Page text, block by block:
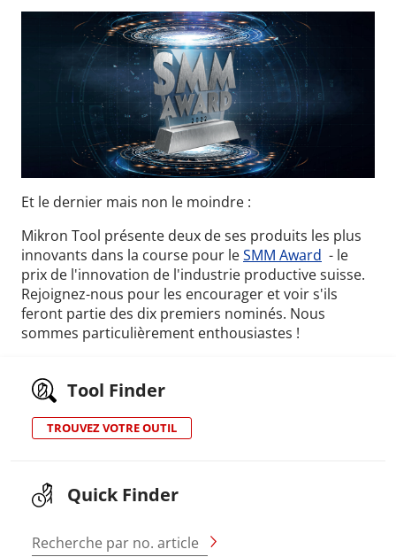
Et le dernier mais non le moindre :
Mikron Tool présente deux de ses produits les plus
innovants dans la course pour leSMM Award - le
prix de l'innovation de l'industrie productive suisse.
Rejoignez-nous pour les encourager et voir s'ils
feront partie des dix premiers nominés. Nous
sommes particulièrement enthousiastes !
Tool Finder
TROUVEZ VOTRE OUTIL
Quick Finder
Recherche par no. article